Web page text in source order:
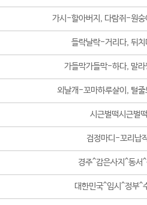
가시-할아버지, 다람쥐-원
들락날락-거리다, 뒤
가들막가들막-하다, 말라
외날개-꼬마하루살이, 털줄
시근벌떡시근벌
검정마디-꼬리납
경주^감은사지^동서
대한민국^임시^정부^